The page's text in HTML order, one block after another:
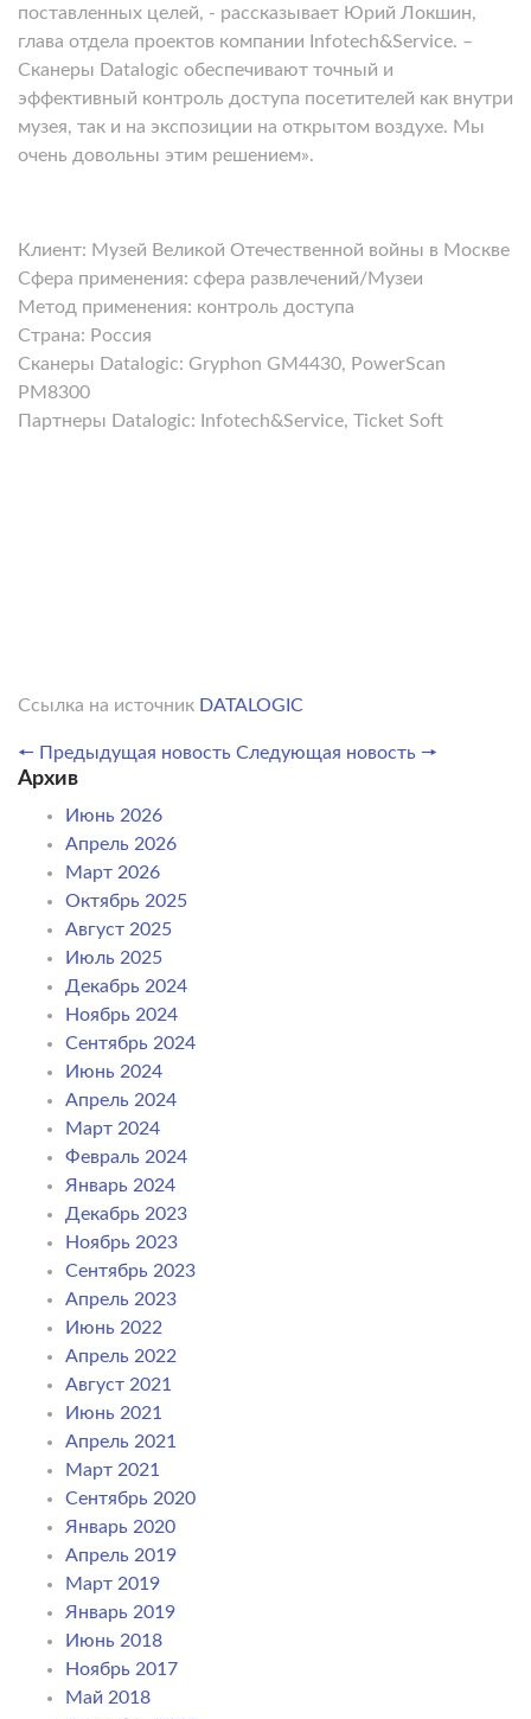
поставленных целей, - рассказывает Юрий Локшин,
глава отдела проектов компании Infotech&Service. –
Сканеры Datalogic обеспечивают точный и
эффективный контроль доступа посетителей как внутри
музея, так и на экспозиции на открытом воздухе. Мы
очень довольны этим решением».
Клиент: Музей Великой Отечественной войны в Москве
Сфера применения: сфера развлечений/Музеи
Метод применения: контроль доступа
Страна: Россия
Сканеры Datalogic: Gryphon GM4430, PowerScan
PM8300
Партнеры Datalogic: Infotech&Service, Ticket Soft
Ссылка на источник DATALOGIC
🠔 Предыдущая новость Следующая новость 🠖
Архив
Июнь 2026
Апрель 2026
Март 2026
Октябрь 2025
Август 2025
Июль 2025
Декабрь 2024
Ноябрь 2024
Сентябрь 2024
Июнь 2024
Апрель 2024
Март 2024
Февраль 2024
Январь 2024
Декабрь 2023
Ноябрь 2023
Сентябрь 2023
Апрель 2023
Июнь 2022
Апрель 2022
Август 2021
Июнь 2021
Апрель 2021
Март 2021
Сентябрь 2020
Январь 2020
Апрель 2019
Март 2019
Январь 2019
Июнь 2018
Ноябрь 2017
Май 2018